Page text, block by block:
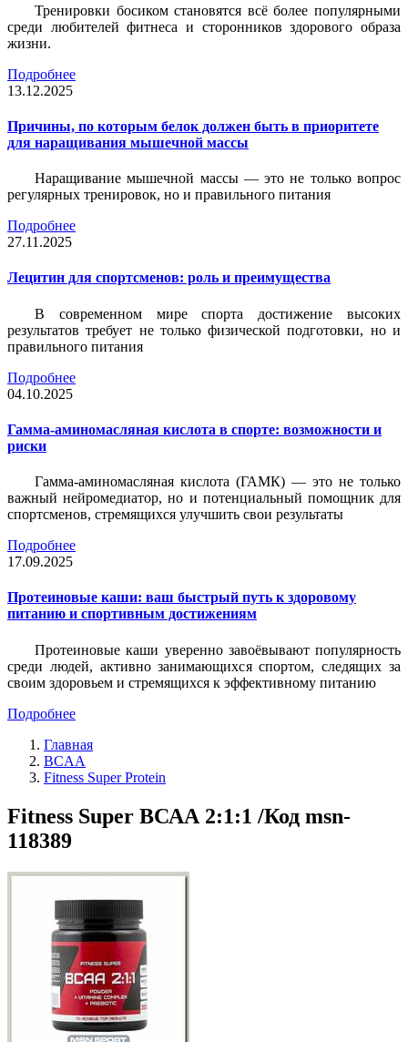
Тренировки босиком становятся всё более популярными
среди любителей фитнеса и сторонников здорового образа
жизни.
Подробнее
13.12.2025
Причины, по которым белок должен быть в приоритете
для наращивания мышечной массы
Наращивание мышечной массы — это не только вопрос
регулярных тренировок, но и правильного питания
Подробнее
27.11.2025
Лецитин для спортсменов: роль и преимущества
В современном мире спорта достижение высоких
результатов требует не только физической подготовки, но и
правильного питания
Подробнее
04.10.2025
Гамма-аминомасляная кислота в спорте: возможности и
риски
Гамма-аминомасляная кислота (ГАМК) — это не только
важный нейромедиатор, но и потенциальный помощник для
спортсменов, стремящихся улучшить свои результаты
Подробнее
17.09.2025
Протеиновые каши: ваш быстрый путь к здоровому
питанию и спортивным достижениям
Протеиновые каши уверенно завоёвывают популярность
среди людей, активно занимающихся спортом, следящих за
своим здоровьем и стремящихся к эффективному питанию
Подробнее
Главная
BCAA
Fitness Super Protein
Fitness Super ВСАА 2:1:1 /Код msn-
118389